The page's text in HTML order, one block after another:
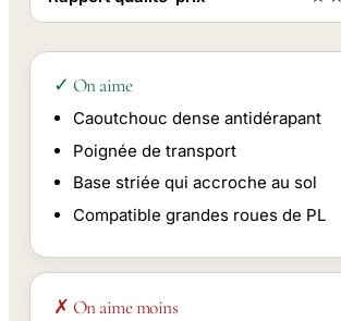
✓ On aime
Caoutchouc dense antidérapant
Poignée de transport
Base striée qui accroche au sol
Compatible grandes roues de PL
✗ On aime moins